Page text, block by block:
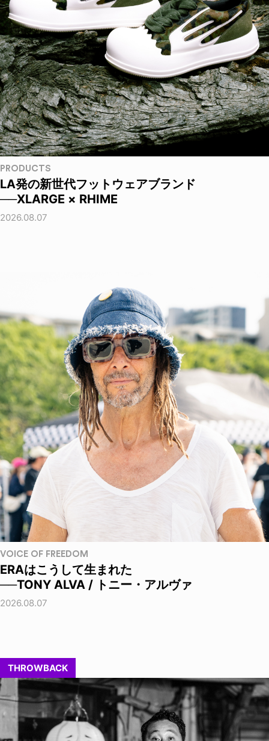
PRODUCTS
LA発の新世代フットウェアブランド
──XLARGE × RHIME
2026.08.07
VOICE OF FREEDOM
ERAはこうして生まれた
──TONY ALVA / トニー・アルヴァ
2026.08.07
THROWBACK